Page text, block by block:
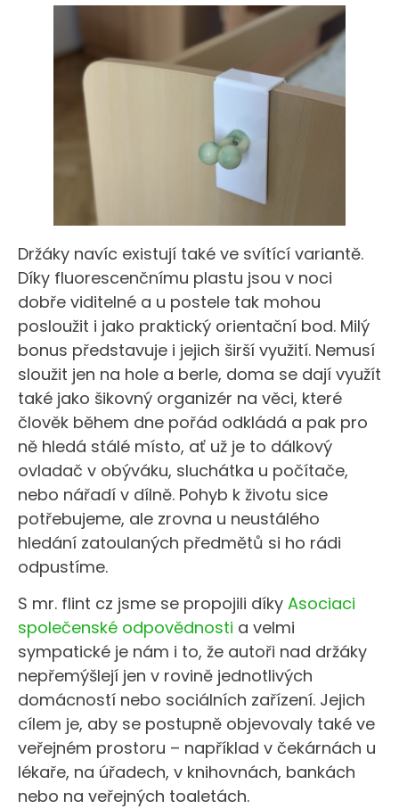
Držáky navíc existují také ve svítící variantě.
Díky fluorescenčnímu plastu jsou v noci
dobře viditelné a u postele tak mohou
posloužit i jako praktický orientační bod. Milý
bonus představuje i jejich širší využití. Nemusí
sloužit jen na hole a berle, doma se dají využít
také jako šikovný organizér na věci, které
člověk během dne pořád odkládá a pak pro
ně hledá stálé místo, ať už je to dálkový
ovladač v obýváku, sluchátka u počítače,
nebo nářadí v dílně. Pohyb k životu sice
potřebujeme, ale zrovna u neustálého
hledání zatoulaných předmětů si ho rádi
odpustíme.
S mr. flint cz jsme se propojili díky Asociaci
společenské odpovědnosti a velmi
sympatické je nám i to, že autoři nad držáky
nepřemýšlejí jen v rovině jednotlivých
domácností nebo sociálních zařízení. Jejich
cílem je, aby se postupně objevovaly také ve
veřejném prostoru – například v čekárnách u
lékaře, na úřadech, v knihovnách, bankách
nebo na veřejných toaletách.